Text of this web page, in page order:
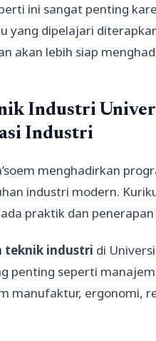
ini sangat penting
yang dipelajari
akan lebih siap
Industri
Industri
menghadirkan
industri modern.
praktik dan
teknik industri di
penting seperti
manufaktur, ergonomi,